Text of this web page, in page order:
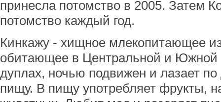
принесла потомство в 2005. Затем
потомство каждый год.
Кинкажу - хищное млекопитающее
обитающее в Центральной и Южной
дуплах, ночью подвижен и лазает
пищу. В пищу употребляет фрукты,